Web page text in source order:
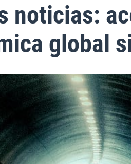
noticias:
global